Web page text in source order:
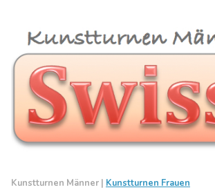
Kunstturnen Männer | Kunstturnen Frauen